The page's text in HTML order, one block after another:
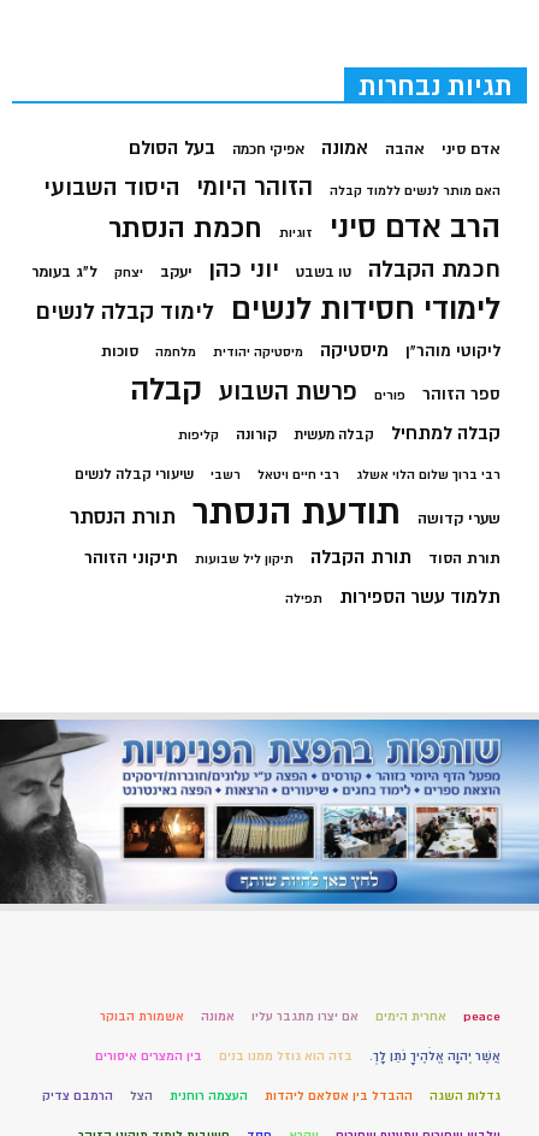
תגיות נבחרות
אדם סיני אהבה אמונה אפיקי חכמה בעל הסולם
האם מותר לנשים ללמוד קבלה הזוהר היומי היסוד השבועי
הרב אדם סיני זוגיות חכמת הנסתר
חכמת הקבלה טו בשבט יוני כהן יעקב יצחק ל"ג בעומר
לימודי חסידות לנשים לימוד קבלה לנשים
ליקוטי מוהר"ן מיסטיקה מיסטיקה יהודית מלחמה סוכות
ספר הזוהר פורים פרשת השבוע קבלה
קבלה למתחיל קבלה מעשית קורונה קליפות
רבי ברוך שלום הלוי אשלג רבי חיים ויטאל רשבי שיעורי קבלה לנשים
שערי קדושה תודעת הנסתר תורת הנסתר
תורת הסוד תורת הקבלה תיקון ליל שבועות תיקוני הזוהר
תלמוד עשר הספירות תפילה
peace אחרית הימים אם יצרו מתגבר עליו אמונה אשמורת הבוקר
אֲשֶׁר יְהוָה אֱלֹהֶיךָ נֹתֵן לָךְ. בזה הוא גוזל ממנו בנים בין המצרים איסורים
גדלות השגה ההבדל בין אסלאם ליהדות העצמה רוחנית הצל הרמבם צדיק